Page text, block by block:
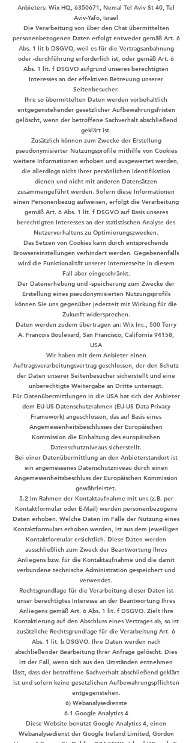
Anbieters: Wix HQ, 6350671 , Nemal Tel Aviv St 40, Tel
Aviv-Yafo, Israel
Die Verarbeitung von über den Chat übermittelten
personenbezogenen Daten erfolgt entweder gemäß Art. 6
Abs. 1 lit b DSGVO, weil es für die Vertragsanbahnung
oder -durchführung erforderlich ist, oder gemäß Art. 6
Abs. 1 lit. f DSGVO aufgrund unseres berechtigten
Interesses an der effektiven Betreuung unserer
Seitenbesucher.
Ihre so übermittelten Daten werden vorbehaltlich
entgegenstehender gesetzlicher Aufbewahrungsfristen
gelöscht, wenn der betroffene Sachverhalt abschließend
geklärt ist.
Zusätzlich können zum Zwecke der Erstellung
pseudonymisierter Nutzungsprofile mithilfe von Cookies
weitere Informationen erhoben und ausgewertet werden,
die allerdings nicht Ihrer persönlichen Identifikation
dienen und nicht mit anderen Datensätzen
zusammengeführt werden. Sofern diese Informationen
einen Personenbezug aufweisen, erfolgt die Verarbeitung
gemäß Art. 6 Abs. 1 lit. f DSGVO auf Basis unseres
berechtigten Interesses an der statistischen Analyse des
Nutzerverhaltens zu Optimierungszwecken.
Das Setzen von Cookies kann durch entsprechende
Browsereinstellungen verhindert werden. Gegebenenfalls
wird die Funktionalität unserer Internetseite in diesem
Fall aber eingeschränkt.
Der Datenerhebung und -speicherung zum Zwecke der
Erstellung eines pseudonymisierten Nutzungsprofils
können Sie uns gegenüber jederzeit mit Wirkung für die
Zukunft widersprechen.
Daten werden zudem übertragen an: Wix Inc., 500 Terry
A. Francois Boulevard, San Francisco, California 94158,
USA
Wir haben mit dem Anbieter einen
Auftragsverarbeitungsvertrag geschlossen, der den Schutz
der Daten unserer Seitenbesucher sicherstellt und eine
unberechtigte Weitergabe an Dritte untersagt.
Für Datenübermittlungen in die USA hat sich der Anbieter
dem EU-US-Datenschutzrahmen (EU-US Data Privacy
Framework) angeschlossen, das auf Basis eines
Angemessenheitsbeschlusses der Europäischen
Kommission die Einhaltung des europäischen
Datenschutzniveaus sicherstellt.
Bei einer Datenübermittlung an den Anbieterstandort ist
ein angemessenes Datenschutzniveau durch einen
Angemessenheitsbeschluss der Europäischen Kommission
gewährleistet.
5.2 Im Rahmen der Kontaktaufnahme mit uns (z.B. per
Kontaktformular oder E-Mail) werden personenbezogene
Daten erhoben. Welche Daten im Falle der Nutzung eines
Kontaktformulars erhoben werden, ist aus dem jeweiligen
Kontaktformular ersichtlich. Diese Daten werden
ausschließlich zum Zweck der Beantwortung Ihres
Anliegens bzw. für die Kontaktaufnahme und die damit
verbundene technische Administration gespeichert und
verwendet.
Rechtsgrundlage für die Verarbeitung dieser Daten ist
unser berechtigtes Interesse an der Beantwortung Ihres
Anliegens gemäß Art. 6 Abs. 1 lit. f DSGVO. Zielt Ihre
Kontaktierung auf den Abschluss eines Vertrages ab, so ist
zusätzliche Rechtsgrundlage für die Verarbeitung Art. 6
Abs. 1 lit. b DSGVO. Ihre Daten werden nach
abschließender Bearbeitung Ihrer Anfrage gelöscht. Dies
ist der Fall, wenn sich aus den Umständen entnehmen
lässt, dass der betroffene Sachverhalt abschließend geklärt
ist und sofern keine gesetzlichen Aufbewahrungspflichten
entgegenstehen.
6) Webanalysedienste
6.1 Google Analytics 4
Diese Website benutzt Google Analytics 4, einen
Webanalysedienst der Google Ireland Limited, Gordon